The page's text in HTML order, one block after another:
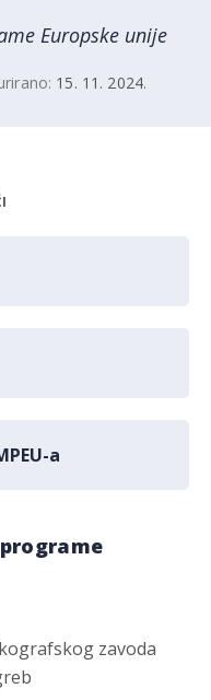
Europske unije
15. 11. 2024.
a
zavoda